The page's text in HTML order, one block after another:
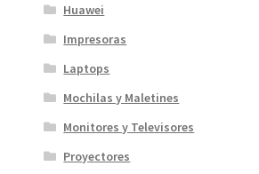
Huawei
Impresoras
Laptops
Mochilas y Maletines
Monitores y Televisores
Proyectores